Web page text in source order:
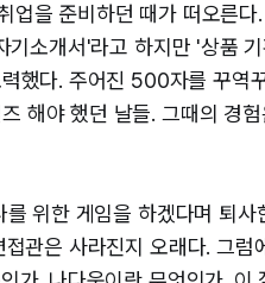
업을 준비하던 때가 떠오른
소개서'라고 하지만 '상품
했다. 주어진 500자를 꾸역
해야 했던 날들. 그때의 경
위한 게임을 하겠다며 퇴
관은 사라진지 오래다. 그럼